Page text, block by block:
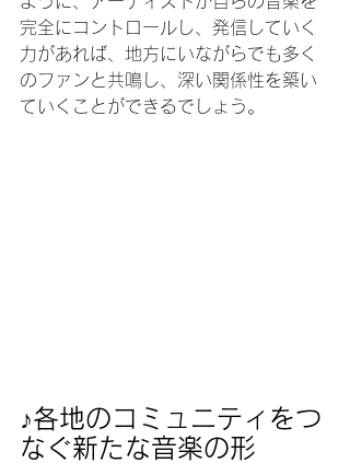
完全にコントロールし、発信していく
力があれば、地方にいながらでも多く
のファンと共鳴し、深い関係性を築い
ていくことができるでしょう。
♪各地のコミュニティをつ
なぐ新たな音楽の形